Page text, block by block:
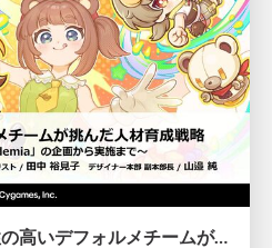
【CEDEC2026】専門性の高いデフォルメチームが挑んだ人材育成戦略 〜Cygames Academiaの企画から実施まで〜